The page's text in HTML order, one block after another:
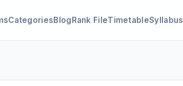
CategoriesBlogRank FileTimetableSyllabus